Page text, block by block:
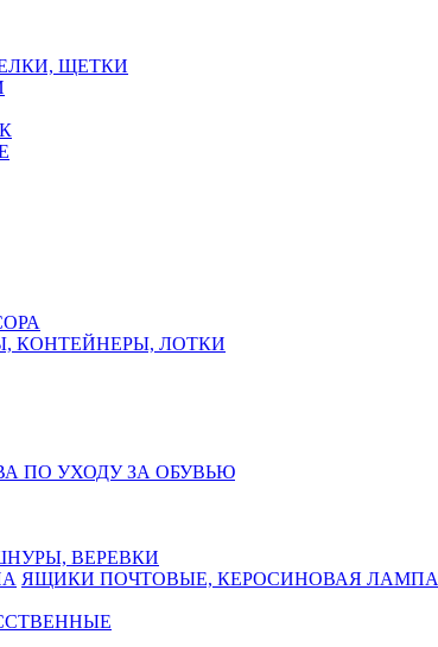
ЩЕТКИ
КОНТЕЙНЕРЫ, ЛОТКИ
ПО УХОДУ ЗА ОБУВЬЮ
ВЕРЕВКИ
ЯЩИКИ ПОЧТОВЫЕ, КЕРОСИНОВАЯ ЛАМПА